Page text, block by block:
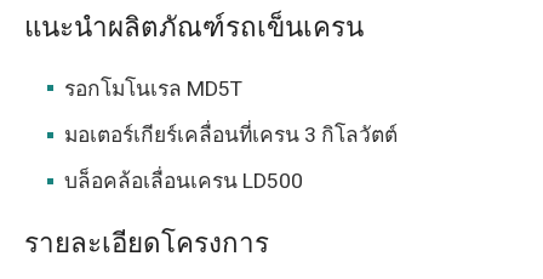
แนะนำผลิตภัณฑ์รถเข็นเครน
รอกโมโนเรล MD5T
มอเตอร์เกียร์เคลื่อนที่เครน 3 กิโลวัตต์
บล็อคล้อเลื่อนเครน LD500
รายละเอียดโครงการ